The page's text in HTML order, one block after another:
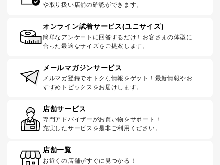
や取り扱い店舗の確認ができます。
オンライン試着サービス(ユニサイズ)
簡単なアンケートに回答するだけ！お客さまの体型に
合った最適なサイズをご提案します。
メールマガジンサービス
メルマガ登録でオトクな情報をゲット！最新情報やお
すすめトピックスをお届けします。
店舗サービス
専門アドバイザーがお買い物をサポート！
充実したサービスを是非ご利用ください。
店舗一覧
お近くの店舗がすぐに見つかる！